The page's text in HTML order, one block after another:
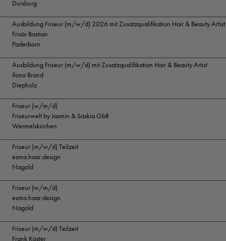
Duisburg
Ausbildung Friseur (m/w/d) 2026 mit Zusatzqualifikation Hair & Beauty Artist
Frisör Bastian
Paderborn
Ausbildung Friseur (m/w/d) mit Zusatzqualifikation Hair & Beauty Artist
Ilona Brand
Diepholz
Friseur (w/m/d)
Friseurwelt by Jasmin & Saskia GbR
Wermelskirchen
Friseur (m/w/d) Teilzeit
esma.haar.design
Nagold
Friseur (w/m/d)
esma.haar.design
Nagold
Friseur (m/w/d) Teilzeit
Frank Köster